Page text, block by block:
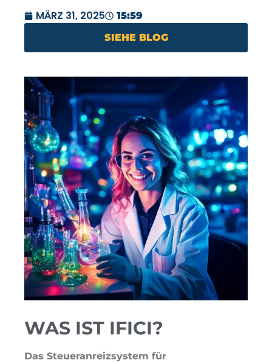
MÄRZ 31, 2025
15:59
SIEHE BLOG
WAS IST IFICI?
Das Steueranreizsystem für